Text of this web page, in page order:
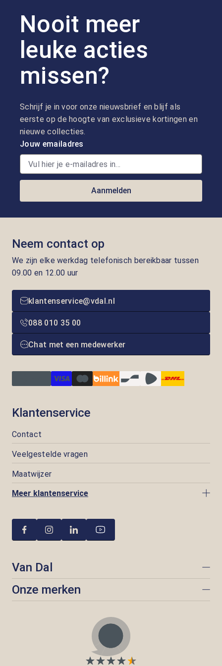
Nooit meer
leuke acties
missen?
Schrijf je in voor onze nieuwsbrief en blijf als
eerste op de hoogte van exclusieve kortingen en
nieuwe collecties.
Jouw emailadres
Aanmelden
Neem contact op
We zijn elke werkdag telefonisch bereikbaar tussen
09.00 en 12.00 uur
klantenservice@vdal.nl
088 010 35 00
Chat met een medewerker
Klantenservice
Contact
Veelgestelde vragen
Maatwijzer
Meer klantenservice
Van Dal
Onze merken